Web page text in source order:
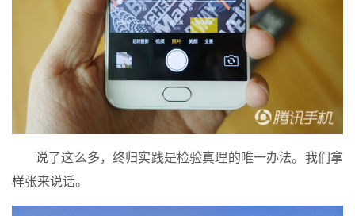
说了这么多，终归实践是检验真理的唯一办法。我们拿
样张来说话。